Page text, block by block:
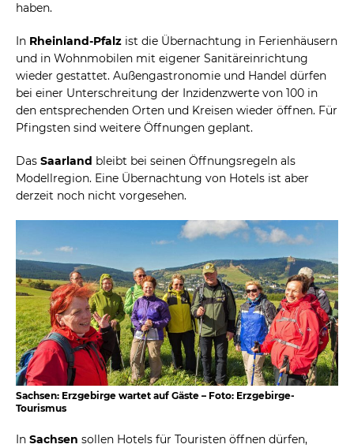
haben.
In Rheinland-Pfalz ist die Übernachtung in Ferienhäusern
und in Wohnmobilen mit eigener Sanitäreinrichtung
wieder gestattet. Außengastronomie und Handel dürfen
bei einer Unterschreitung der Inzidenzwerte von 100 in
den entsprechenden Orten und Kreisen wieder öffnen. Für
Pfingsten sind weitere Öffnungen geplant.
Das Saarland bleibt bei seinen Öffnungsregeln als
Modellregion. Eine Übernachtung von Hotels ist aber
derzeit noch nicht vorgesehen.
Sachsen: Erzgebirge wartet auf Gäste – Foto: Erzgebirge-
Tourismus
In Sachsen sollen Hotels für Touristen öffnen dürfen,